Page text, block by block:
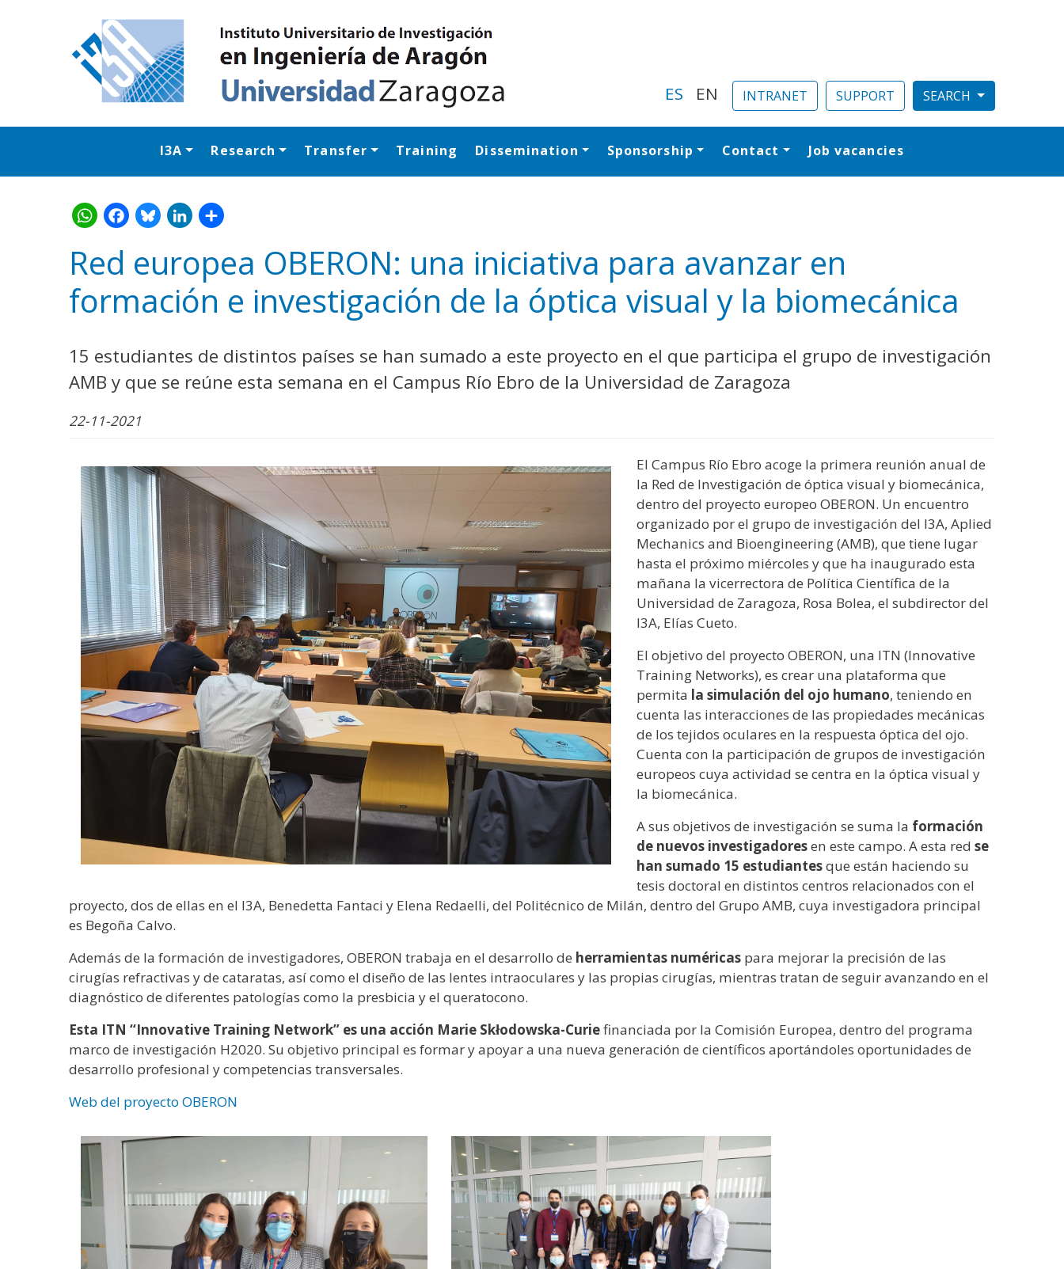
ES EN INTRANET SUPPORT
Navegación principal
I3A Research Transfer Training Dissemination Sponsorship Contact Job vacancies
WhatsApp
Facebook
Bluesky
LinkedIn
Share
Red europea OBERON: una iniciativa para avanzar en
formación e investigación de la óptica visual y la biomecánica
15 estudiantes de distintos países se han sumado a este proyecto en el que participa el grupo de investigación
AMB y que se reúne esta semana en el Campus Río Ebro de la Universidad de Zaragoza
22-11-2021
El Campus Río Ebro acoge la primera reunión anual de
la Red de Investigación de óptica visual y biomecánica,
dentro del proyecto europeo OBERON. Un encuentro
organizado por el grupo de investigación del I3A, Aplied
Mechanics and Bioengineering (AMB), que tiene lugar
hasta el próximo miércoles y que ha inaugurado esta
mañana la vicerrectora de Política Científica de la
Universidad de Zaragoza, Rosa Bolea, el subdirector del
I3A, Elías Cueto.
El objetivo del proyecto OBERON, una ITN (Innovative
Training Networks), es crear una plataforma que
permita la simulación del ojo humano, teniendo en
cuenta las interacciones de las propiedades mecánicas
de los tejidos oculares en la respuesta óptica del ojo.
Cuenta con la participación de grupos de investigación
europeos cuya actividad se centra en la óptica visual y
la biomecánica.
A sus objetivos de investigación se suma la formación
de nuevos investigadoresen este campo. A esta redse
han sumado 15 estudiantesque están haciendo su
tesis doctoral en distintos centros relacionados con el
proyecto, dos de ellas en el I3A, Benedetta Fantaci y Elena Redaelli, del Politécnico de Milán, dentro del Grupo AMB, cuya investigadora principal
es Begoña Calvo.
Además de la formación de investigadores, OBERON trabaja en el desarrollo de herramientas numéricas para mejorar la precisión de las
cirugías refractivas y de cataratas, así como el diseño de las lentes intraoculares y las propias cirugías, mientras tratan de seguir avanzando en el
diagnóstico de diferentes patologías como la presbicia y el queratocono.
Esta ITN “Innovative Training Network” es una acción Marie Skłodowska-Curiefinanciada por la Comisión Europea, dentro del programa
marco de investigación H2020. Su objetivo principal es formar y apoyar a una nueva generación de científicos aportándoles oportunidades de
desarrollo profesional y competencias transversales.
Web del proyecto OBERON